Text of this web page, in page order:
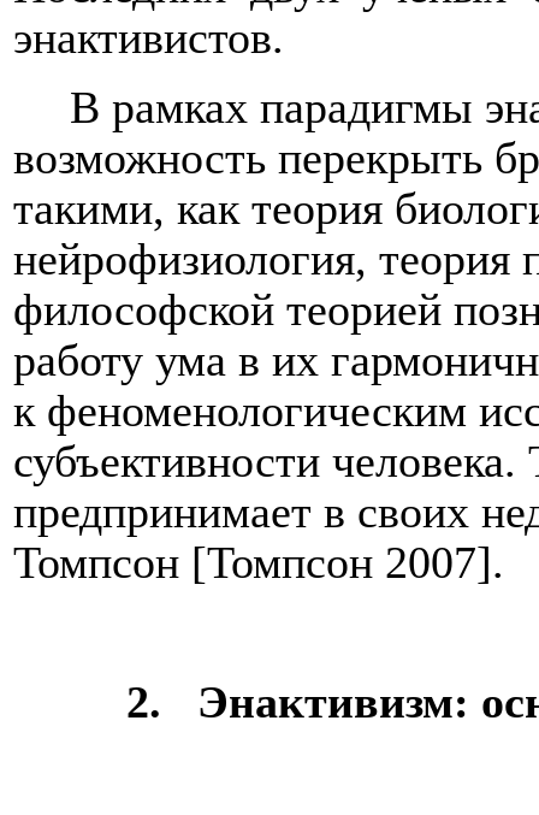
энактивистов.
В рамках парадигмы
возможность перекрыть
такими, как теория
нейрофизиология, теория
философской теорией
работу ума в их
к феноменологическим
субъективности
предпринимает в своих
Томпсон [Томпсон 2007].
2. Энактивизм: